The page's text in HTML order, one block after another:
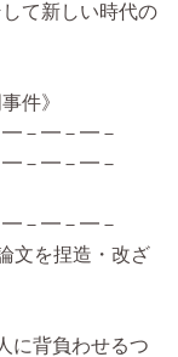
て新しい時代の
件》
－━－━－
－━－━－
－━－━－
文を捏造・改ざ
に背負わせるつ